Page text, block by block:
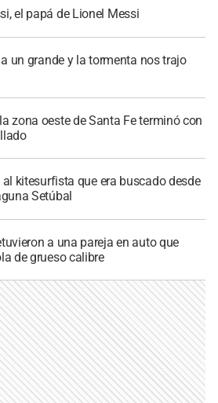
el papá de Lionel Messi
un grande y la tormenta nos trajo
zona oeste de Santa Fe terminó con
kitesurfista que era buscado desde
Setúbal
a una pareja en auto que
de grueso calibre